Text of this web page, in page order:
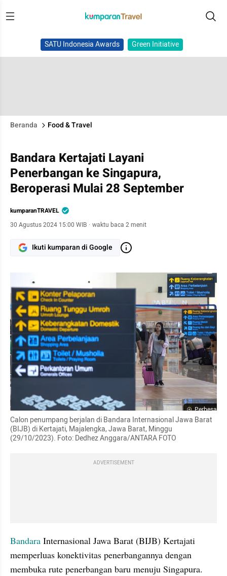
SATU Indonesia Awards Green Initiative
Beranda Food & Travel
Bandara Kertajati Layani
Penerbangan ke Singapura,
Beroperasi Mulai 28 September
kumparanTRAVEL
30 Agustus 2024 15:00 WIB · waktu baca 2 menit
Ikuti kumparan di Google
Perbesar
Calon penumpang berjalan di Bandara Internasional Jawa Barat
(BIJB) di Kertajati, Majalengka, Jawa Barat, Minggu
(29/10/2023). Foto: Dedhez Anggara/ANTARA FOTO
ADVERTISEMENT
Bandara Internasional Jawa Barat (BIJB) Kertajati
memperluas konektivitas penerbangannya dengan